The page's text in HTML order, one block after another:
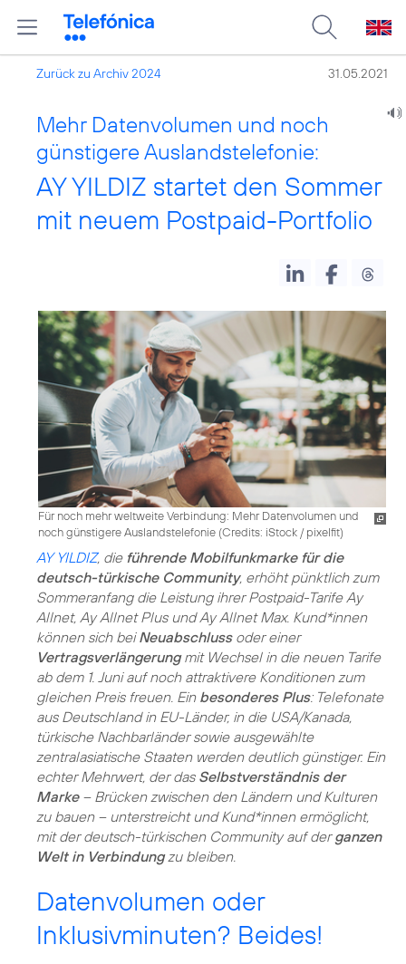
Zurück zu Archiv 2024 31.05.2021
Mehr Datenvolumen und noch
günstigere Auslandstelefonie:
AY YILDIZ startet den Sommer
mit neuem Postpaid-Portfolio
Für noch mehr weltweite Verbindung: Mehr Datenvolumen und
noch günstigere Auslandstelefonie (Credits: iStock / pixelfit)
AY YILDIZ, die führende Mobilfunkmarke für die
deutsch-türkische Community, erhöht pünktlich zum
Sommeranfang die Leistung ihrer Postpaid-Tarife Ay
Allnet, Ay Allnet Plus und Ay Allnet Max. Kund*innen
können sich beiNeuabschlussoder einer
Vertragsverlängerungmit Wechsel in die neuen Tarife
ab dem 1. Juni auf noch attraktivere Konditionen zum
gleichen Preis freuen. Ein besonderes Plus: Telefonate
aus Deutschland in EU-Länder, in die USA/Kanada,
türkische Nachbarländer sowie ausgewählte
zentralasiatische Staaten werden deutlich günstiger. Ein
echter Mehrwert, der das Selbstverständnis der
Marke– Brücken zwischen den Ländern und Kulturen
zu bauen – unterstreicht und Kund*innen ermöglicht,
mit der deutsch-türkischen Community auf derganzen
Welt in Verbindungzu bleiben.
Datenvolumen oder
Inklusivminuten? Beides!